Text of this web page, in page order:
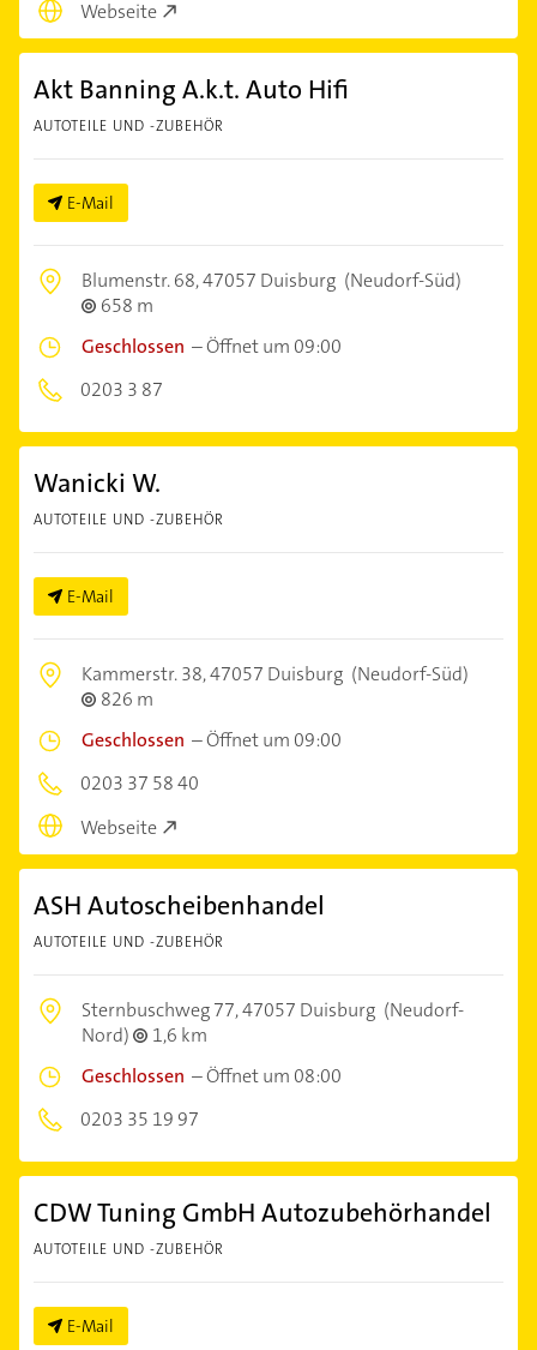
Webseite
Akt Banning A.k.t. Auto Hifi
AUTOTEILE UND -ZUBEHÖR
E-Mail
Blumenstr. 68,47057 Duisburg (Neudorf-Süd)
658 m
Geschlossen –Öffnet um 09:00
0203 3 87
Wanicki W.
AUTOTEILE UND -ZUBEHÖR
E-Mail
Kammerstr. 38,47057 Duisburg (Neudorf-Süd)
826 m
Geschlossen –Öffnet um 09:00
0203 37 58 40
Webseite
ASH Autoscheibenhandel
AUTOTEILE UND -ZUBEHÖR
Sternbuschweg 77,47057 Duisburg (Neudorf-
Nord)
1,6 km
Geschlossen –Öffnet um 08:00
0203 35 19 97
CDW Tuning GmbH Autozubehörhandel
AUTOTEILE UND -ZUBEHÖR
E-Mail